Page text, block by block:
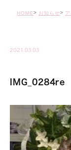
HOME お知らせ
2021.03.03
IMG_0284re